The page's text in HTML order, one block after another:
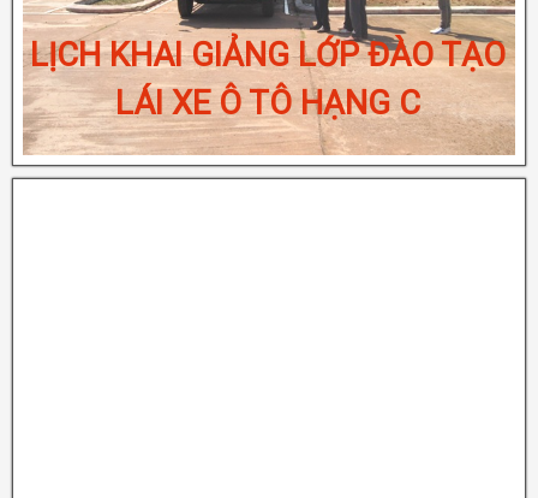
LỊCH KHAI GIẢNG LỚP ĐÀO TẠO
LÁI XE Ô TÔ HẠNG B